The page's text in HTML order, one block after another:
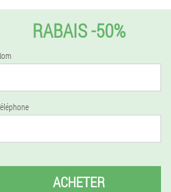
RABAIS -50%
ACHETER